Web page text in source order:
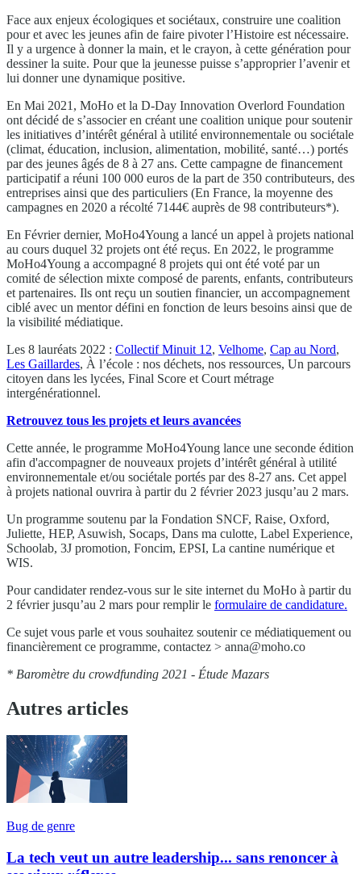
Face aux enjeux écologiques et sociétaux, construire une coalition
pour et avec les jeunes afin de faire pivoter l’Histoire est nécessaire.
Il y a urgence à donner la main, et le crayon, à cette génération pour
dessiner la suite. Pour que la jeunesse puisse s’approprier l’avenir et
lui donner une dynamique positive.
En Mai 2021, MoHo et la D-Day Innovation Overlord Foundation
ont décidé de s’associer en créant une coalition unique pour soutenir
les initiatives d’intérêt général à utilité environnementale ou sociétale
(climat, éducation, inclusion, alimentation, mobilité, santé…) portés
par des jeunes âgés de 8 à 27 ans. Cette campagne de financement
participatif a réuni 100 000 euros de la part de 350 contributeurs, des
entreprises ainsi que des particuliers (En France, la moyenne des
campagnes en 2020 a récolté 7144€ auprès de 98 contributeurs*).
En Février dernier, MoHo4Young a lancé un appel à projets national
au cours duquel 32 projets ont été reçus. En 2022, le programme
MoHo4Young a accompagné 8 projets qui ont été voté par un
comité de sélection mixte composé de parents, enfants, contributeurs
et partenaires. Ils ont reçu un soutien financier, un accompagnement
ciblé avec un mentor défini en fonction de leurs besoins ainsi que de
la visibilité médiatique.
Les 8 lauréats 2022 : Collectif Minuit 12, Velhome, Cap au Nord,
Les Gaillardes, À l’école : nos déchets, nos ressources, Un parcours
citoyen dans les lycées, Final Score et Court métrage
intergénérationnel.
Retrouvez tous les projets et leurs avancées
Cette année, le programme MoHo4Young lance une seconde édition
afin d'accompagner de nouveaux projets d’intérêt général à utilité
environnementale et/ou sociétale portés par des 8-27 ans. Cet appel
à projets national ouvrira à partir du 2 février 2023 jusqu’au 2 mars.
Un programme soutenu par la Fondation SNCF, Raise, Oxford,
Juliette, HEP, Asuwish, Socaps, Dans ma culotte, Label Experience,
Schoolab, 3J promotion, Foncim, EPSI, La cantine numérique et
WIS.
Pour candidater rendez-vous sur le site internet du MoHo à partir du
2 février jusqu’au 2 mars pour remplir le formulaire de candidature.
Ce sujet vous parle et vous souhaitez soutenir ce médiatiquement ou
financièrement ce programme, contactez > anna@moho.co
* Baromètre du crowdfunding 2021 - Étude Mazars
Autres articles
Bug de genre
La tech veut un autre leadership... sans renoncer à